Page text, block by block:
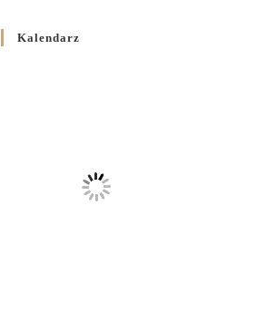
10 GRUDNIA 2025
Декрет про відзначення
Великодня і всіх рухомих
Kalendarz